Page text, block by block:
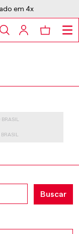
em 4x